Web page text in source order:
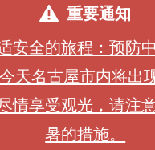
重要通知
安全的旅程：预防
天名古屋市内将出
情享受观光，请注
暑的措施。